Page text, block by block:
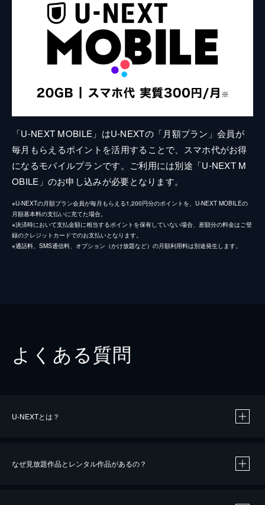
「U-NEXT MOBILE」はU-NEXTの「月額プラン」会員が
毎月もらえるポイントを活用することで、スマホ代がお得
になるモバイルプランです。ご利用には別途「U-NEXT M
OBILE」のお申し込みが必要となります。
※U-NEXTの月額プラン会員が毎月もらえる1,200円分のポイントを、U-NEXT MOBILEの
月額基本料の支払いに充てた場合。
※決済時において支払金額に相当するポイントを保有していない場合、差額分の料金はご登
録のクレジットカードでのお支払いとなります。
※通話料、SMS通信料、オプション（かけ放題など）の月額利用料は別途発生します。
よくある質問
U-NEXTとは？
なぜ見放題作品とレンタル作品があるの？